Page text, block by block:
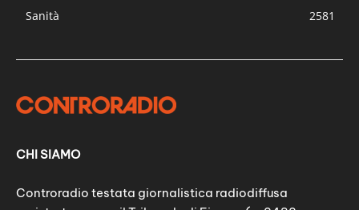
Sanità
2581
CHI SIAMO
Controradio testata giornalistica radiodiffusa